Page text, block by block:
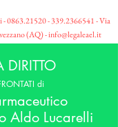
-0863.21520 - 339.2366541 - Via
(AQ) -info@legaleael.it
DIRITTO
di
Aldo Lucarelli